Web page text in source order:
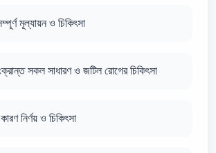
মূল্যায়ন ও চিকিৎসা
সকল সাধারণ ও জটিল রোগের চিকিৎসা
নির্ণয় ও চিকিৎসা